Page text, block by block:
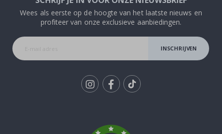
Wees als eerste op de hoogte van het laatste nieuws en
profiteer van onze exclusieve aanbiedingen.
INSCHRIJVEN